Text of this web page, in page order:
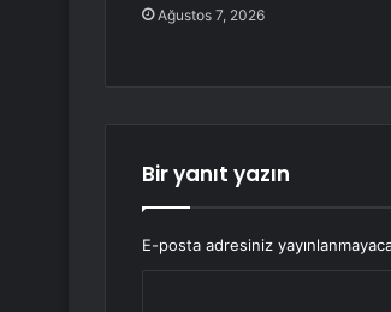
Ağustos 7, 2026
Bir yanıt yazın
E-posta adresiniz